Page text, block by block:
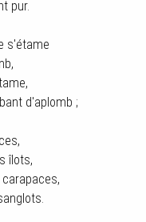
pur.
s'étame
d'aplomb ;
îlots,